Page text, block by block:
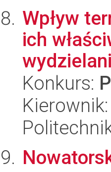
Wpływ
ich
Konkurs: